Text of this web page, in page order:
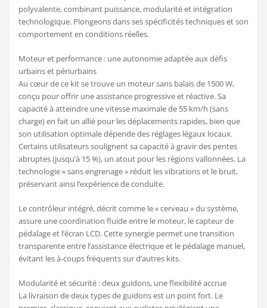
polyvalente, combinant puissance, modularité et intégration
technologique. Plongeons dans ses spécificités techniques et son
comportement en conditions réelles.
Moteur et performance : une autonomie adaptée aux défis
urbains et périurbains
Au cœur de ce kit se trouve un moteur sans balais de 1500 W,
conçu pour offrir une assistance progressive et réactive. Sa
capacité à atteindre une vitesse maximale de 55 km/h (sans
charge) en fait un allié pour les déplacements rapides, bien que
son utilisation optimale dépende des réglages légaux locaux.
Certains utilisateurs soulignent sa capacité à gravir des pentes
abruptes (jusqu’à 15 %), un atout pour les régions vallonnées. La
technologie « sans engrenage » réduit les vibrations et le bruit,
préservant ainsi l’expérience de conduite.
Le contrôleur intégré, décrit comme le « cerveau » du système,
assure une coordination fluide entre le moteur, le capteur de
pédalage et l’écran LCD. Cette synergie permet une transition
transparente entre l’assistance électrique et le pédalage manuel,
évitant les à-coups fréquents sur d’autres kits.
Modularité et sécurité : deux guidons, une flexibilité accrue
La livraison de deux types de guidons est un point fort. Le